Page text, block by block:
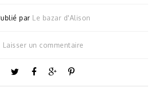
par Le bazar d'Alison
Laisser un commentaire